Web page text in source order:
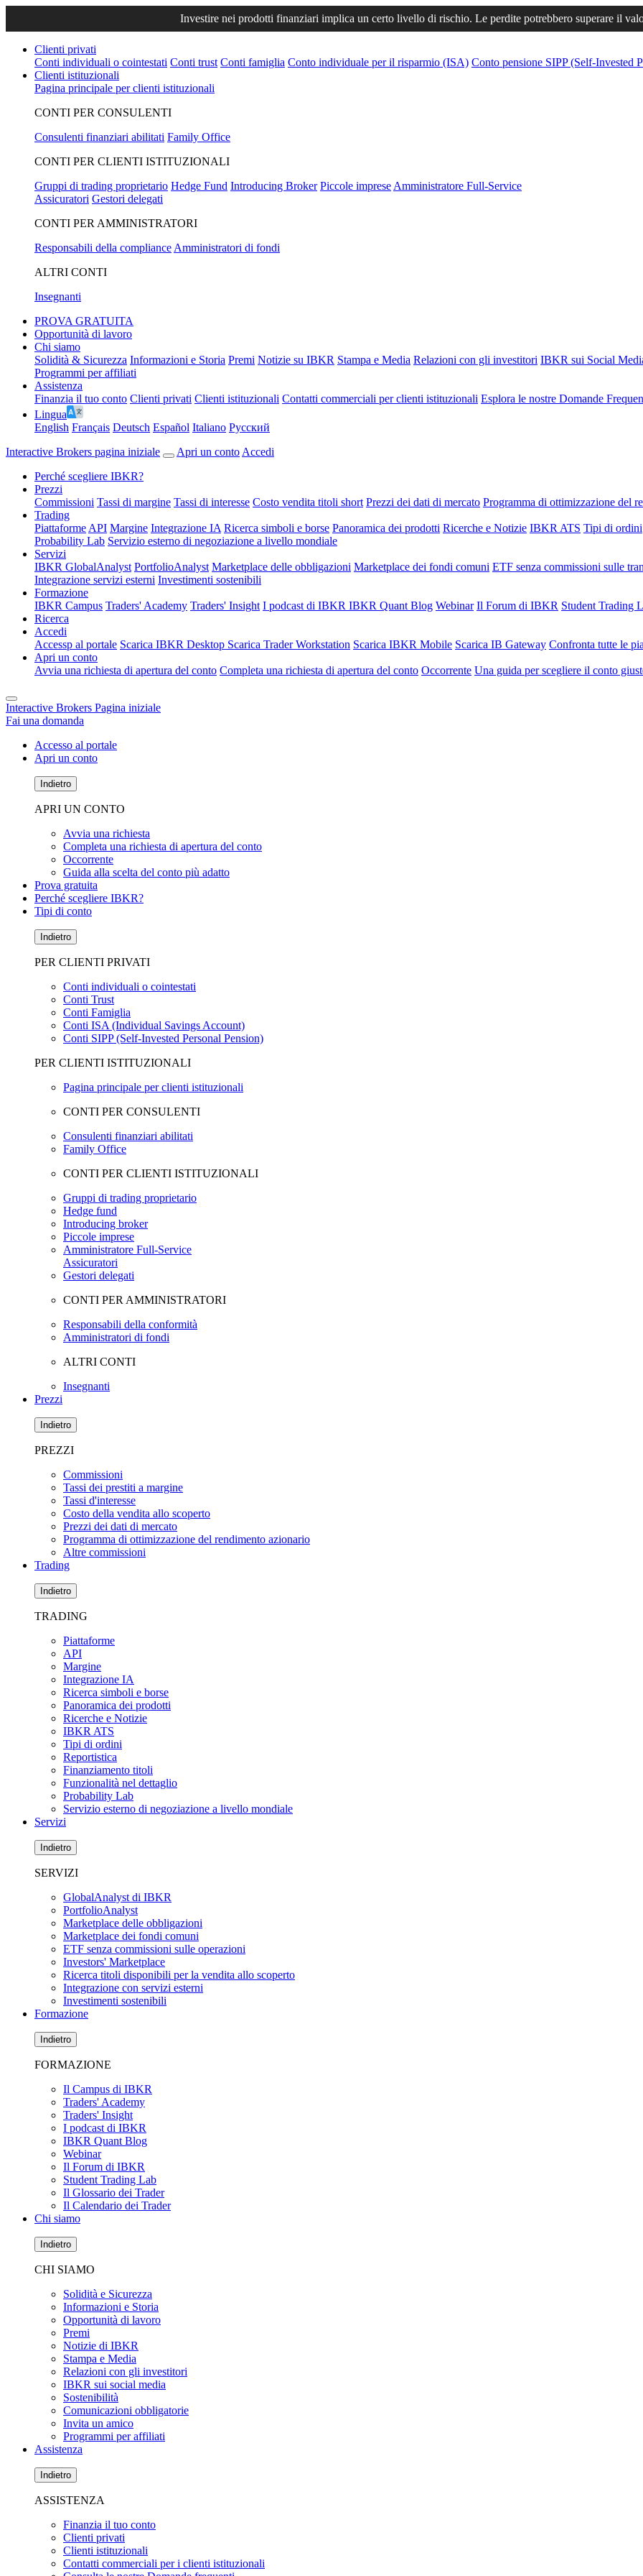
Investire nei prodotti finanziari implica un certo livello di rischio. Le perdite potrebbero superare il
Clienti privati
Conti individuali o cointestati Conti trust Conti famiglia Conto individuale per il risparmio (ISA) Conto pensione SIPP (Self-Invested
Clienti istituzionali
Pagina principale per clienti istituzionali
CONTI PER CONSULENTI
Consulenti finanziari abilitati Family Office
CONTI PER CLIENTI ISTITUZIONALI
Gruppi di trading proprietario Hedge Fund Introducing Broker Piccole imprese Amministratore Full-Service
Assicuratori Gestori delegati
CONTI PER AMMINISTRATORI
Responsabili della compliance Amministratori di fondi
ALTRI CONTI
Insegnanti
PROVA GRATUITA
Opportunità di lavoro
Chi siamo
Solidità & Sicurezza Informazioni e Storia Premi Notizie su IBKR Stampa e Media Relazioni con gli investitori IBKR sui Social
Programmi per affiliati
Assistenza
Finanzia il tuo conto Clienti privati Clienti istituzionali Contatti commerciali per clienti istituzionali Esplora le nostre Domande
Lingua
English Français Deutsch Español Italiano Pусский
Interactive Brokers pagina iniziale
Apri un conto Accedi
Perché scegliere IBKR?
Prezzi
Commissioni Tassi di margine Tassi di interesse Costo vendita titoli short Prezzi dei dati di mercato Programma di ottimizzazione del
Trading
Piattaforme API Margine Integrazione IA Ricerca simboli e borse Panoramica dei prodotti Ricerche e Notizie IBKR ATS Tipi di ordini
Probability Lab Servizio esterno di negoziazione a livello mondiale
Servizi
IBKR GlobalAnalyst PortfolioAnalyst Marketplace delle obbligazioni Marketplace dei fondi comuni ETF senza commissioni sulle
Integrazione servizi esterni Investimenti sostenibili
Formazione
IBKR Campus Traders' Academy Traders' Insight I podcast di IBKR IBKR Quant Blog Webinar Il Forum di IBKR Student Trading
Ricerca
Accedi
Accessp al portale Scarica IBKR Desktop Scarica Trader Workstation Scarica IBKR Mobile Scarica IB Gateway Confronta tutte le
Apri un conto
Avvia una richiesta di apertura del conto Completa una richiesta di apertura del conto Occorrente Una guida per scegliere il conto
Interactive Brokers Pagina iniziale
Fai una domanda
Accesso al portale
Apri un conto
Indietro
APRI UN CONTO
Avvia una richiesta
Completa una richiesta di apertura del conto
Occorrente
Guida alla scelta del conto più adatto
Prova gratuita
Perché scegliere IBKR?
Tipi di conto
Indietro
PER CLIENTI PRIVATI
Conti individuali o cointestati
Conti Trust
Conti Famiglia
Conti ISA (Individual Savings Account)
Conti SIPP (Self-Invested Personal Pension)
PER CLIENTI ISTITUZIONALI
Pagina principale per clienti istituzionali
CONTI PER CONSULENTI
Consulenti finanziari abilitati
Family Office
CONTI PER CLIENTI ISTITUZIONALI
Gruppi di trading proprietario
Hedge fund
Introducing broker
Piccole imprese
Amministratore Full-Service
Assicuratori
Gestori delegati
CONTI PER AMMINISTRATORI
Responsabili della conformità
Amministratori di fondi
ALTRI CONTI
Insegnanti
Prezzi
Indietro
PREZZI
Commissioni
Tassi dei prestiti a margine
Tassi d'interesse
Costo della vendita allo scoperto
Prezzi dei dati di mercato
Programma di ottimizzazione del rendimento azionario
Altre commissioni
Trading
Indietro
TRADING
Piattaforme
API
Margine
Integrazione IA
Ricerca simboli e borse
Panoramica dei prodotti
Ricerche e Notizie
IBKR ATS
Tipi di ordini
Reportistica
Finanziamento titoli
Funzionalità nel dettaglio
Probability Lab
Servizio esterno di negoziazione a livello mondiale
Servizi
Indietro
SERVIZI
GlobalAnalyst di IBKR
PortfolioAnalyst
Marketplace delle obbligazioni
Marketplace dei fondi comuni
ETF senza commissioni sulle operazioni
Investors' Marketplace
Ricerca titoli disponibili per la vendita allo scoperto
Integrazione con servizi esterni
Investimenti sostenibili
Formazione
Indietro
FORMAZIONE
Il Campus di IBKR
Traders' Academy
Traders' Insight
I podcast di IBKR
IBKR Quant Blog
Webinar
Il Forum di IBKR
Student Trading Lab
Il Glossario dei Trader
Il Calendario dei Trader
Chi siamo
Indietro
CHI SIAMO
Solidità e Sicurezza
Informazioni e Storia
Opportunità di lavoro
Premi
Notizie di IBKR
Stampa e Media
Relazioni con gli investitori
IBKR sui social media
Sostenibilità
Comunicazioni obbligatorie
Invita un amico
Programmi per affiliati
Assistenza
Indietro
ASSISTENZA
Finanzia il tuo conto
Clienti privati
Clienti istituzionali
Contatti commerciali per i clienti istituzionali